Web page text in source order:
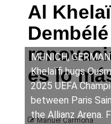
Al
es lo
Manuel Carmona
MUNICH,
Khelaïfi hugs
2025 UEFA
between Paris
the Allianz Arena.